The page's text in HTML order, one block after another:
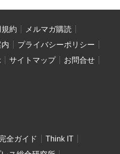
約
メルマガ購読
プライバシーポリシー
サイトマップ
お問合せ
全ガイド
Think IT